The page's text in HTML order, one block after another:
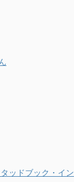
ッドブック・イン